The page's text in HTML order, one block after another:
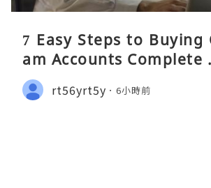
7 Easy Steps to Buying
am Accounts Complete
rt56yrt5y 6小時前